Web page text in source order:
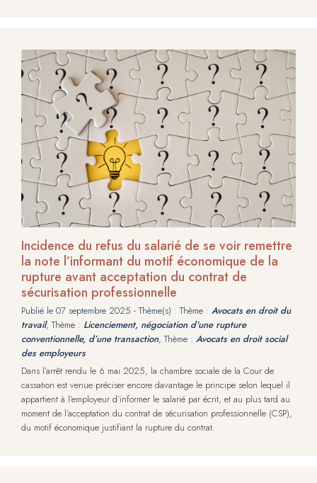
Incidence du refus du salarié de se voir remettre
la note l’informant du motif économique de la
rupture avant acceptation du contrat de
sécurisation professionnelle
Publié le 07 septembre 2025 - Thème(s) : Thème : Avocats en droit du
travail, Thème : Licenciement, négociation d’une rupture
conventionnelle, d’une transaction, Thème : Avocats en droit social
des employeurs
Dans l’arrêt rendu le 6 mai 2025, la chambre sociale de la Cour de
cassation est venue préciser encore davantage le principe selon lequel il
appartient à l’employeur d’informer le salarié par écrit, et au plus tard au
moment de l’acceptation du contrat de sécurisation professionnelle (CSP),
du motif économique justifiant la rupture du contrat.